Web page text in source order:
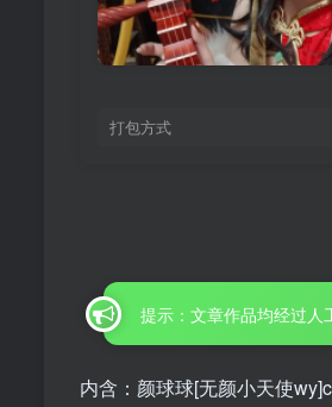
打包方式
提示：文章作品均经过人
内含：颜球球[无颜小天使